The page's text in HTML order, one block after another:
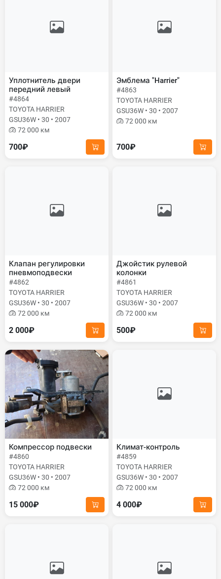
Уплотнитель двери
передний левый
#4864
TOYOTA HARRIER
GSU36W • 30 • 2007
72 000 км
700₽
Эмблема "Harrier"
#4863
TOYOTA HARRIER
GSU36W • 30 • 2007
72 000 км
700₽
Клапан регулировки
пневмоподвески
#4862
TOYOTA HARRIER
GSU36W • 30 • 2007
72 000 км
2 000₽
Джойстик рулевой
колонки
#4861
TOYOTA HARRIER
GSU36W • 30 • 2007
72 000 км
500₽
Компрессор подвески
#4860
TOYOTA HARRIER
GSU36W • 30 • 2007
72 000 км
15 000₽
Климат-контроль
#4859
TOYOTA HARRIER
GSU36W • 30 • 2007
72 000 км
4 000₽